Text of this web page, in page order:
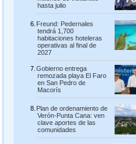
hasta julio
Freund: Pedernales
tendrá 1,700
habitaciones hoteleras
operativas al final de
2027
Gobierno entrega
remozada playa El Faro
en San Pedro de
Macorís
Plan de ordenamiento de
Verón-Punta Cana: ven
clave aportes de las
comunidades